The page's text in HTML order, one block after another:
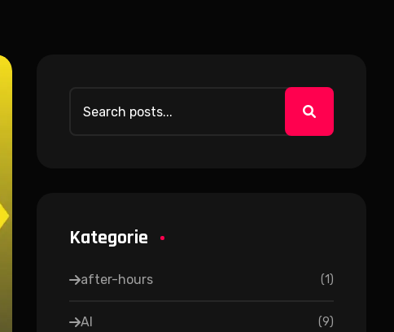
Kategorie
after-hours (1)
AI (9)